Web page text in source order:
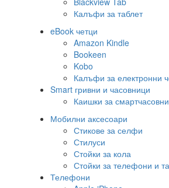
Калъфи за таблет
eBook четци
Amazon Kindle
Bookeen
Kobo
Калъфи за електронни
Smart гривни и часовници
Каишки за
Мобилни аксесоари
Стикове за селфи
Стилуси
Стойки за кола
Стойки за телефони и
Телефони